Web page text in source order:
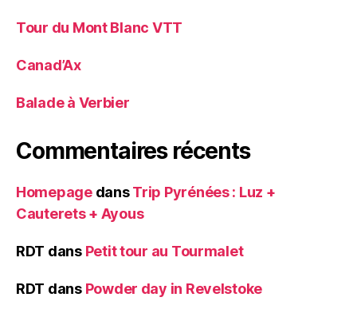
Tour du Mont Blanc VTT
Canad’Ax
Balade à Verbier
Commentaires récents
HomepagedansTrip Pyrénées : Luz +
Cauterets + Ayous
RDT dans Petit tour au Tourmalet
RDT dans Powder day in Revelstoke